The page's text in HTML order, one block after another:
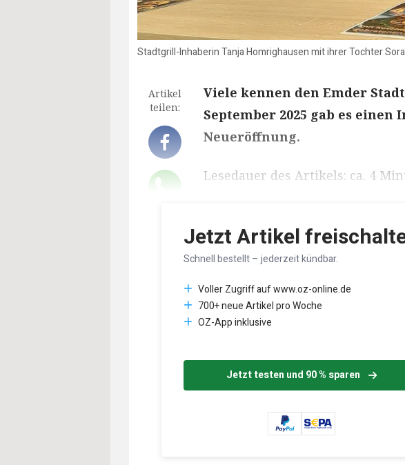
Stadtgrill-Inhaberin Tanja Homrighausen mit ihrer Tochter
Artikel
teilen:
Viele kennen den Emder
September 2025 gab es einen
Neueröffnung.
Lesedauer des Artikels: ca. 4
Jetzt Artikel
Schnell bestellt – jederzeit kündbar.
Voller Zugriff auf www.oz-online.de
700+ neue Artikel pro Woche
OZ-App inklusive
Jetzt testen und 90 % sparen